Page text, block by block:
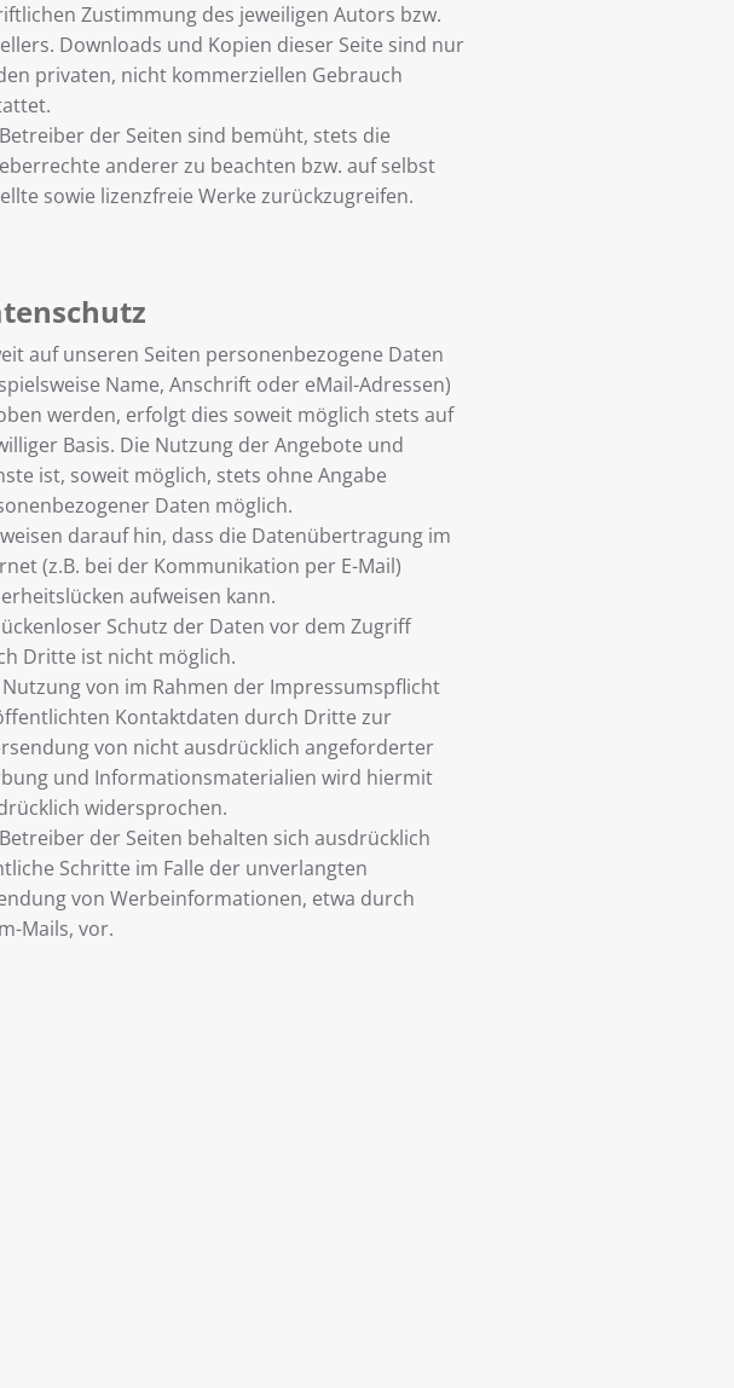
Zustimmung des jeweiligen Autors bzw.
Downloads und Kopien dieser Seite sind nur
privaten, nicht kommerziellen Gebrauch
der Seiten sind bemüht, stets die
anderer zu beachten bzw. auf selbst
sowie lizenzfreie Werke zurückzugreifen.
auf unseren Seiten personenbezogene Daten
Name, Anschrift oder eMail-Adressen)
werden, erfolgt dies soweit möglich stets auf
Basis. Die Nutzung der Angebote und
ist, soweit möglich, stets ohne Angabe
Daten möglich.
darauf hin, dass die Datenübertragung im
(z.B. bei der Kommunikation per E-Mail)
aufweisen kann.
Schutz der Daten vor dem Zugriff
Dritte ist nicht möglich.
von im Rahmen der Impressumspflicht
Kontaktdaten durch Dritte zur
von nicht ausdrücklich angeforderter
und Informationsmaterialien wird hiermit
widersprochen.
der Seiten behalten sich ausdrücklich
Schritte im Falle der unverlangten
von Werbeinformationen, etwa durch
Mails, vor.